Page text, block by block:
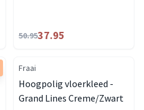
50.9537.95
Fraai
Hoogpolig vloerkleed -
Grand Lines Creme/Zwart